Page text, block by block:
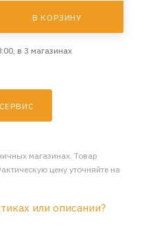
В КОРЗИНУ
в 3 магазинах
магазинах. Товар
цену уточняйте на
или описании?